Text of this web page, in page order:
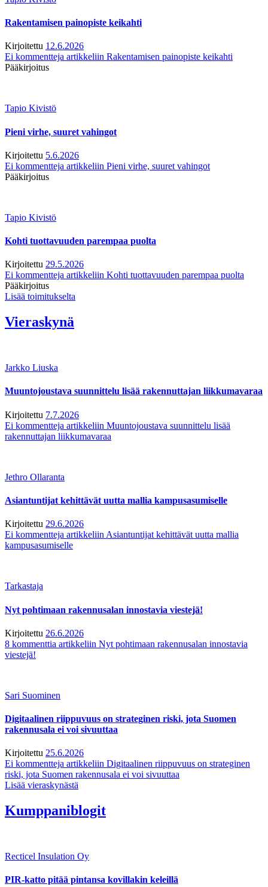
Rakentamisen painopiste keikahti
Kirjoitettu 12.6.2026
Ei kommentteja artikkeliin Rakentamisen painopiste keikahti
Pääkirjoitus
Tapio Kivistö
Pieni virhe, suuret vahingot
Kirjoitettu 5.6.2026
Ei kommentteja artikkeliin Pieni virhe, suuret vahingot
Pääkirjoitus
Tapio Kivistö
Kohti tuottavuuden parempaa puolta
Kirjoitettu 29.5.2026
Ei kommentteja artikkeliin Kohti tuottavuuden parempaa puolta
Pääkirjoitus
Lisää toimitukselta
Vieraskynä
Jarkko Liuska
Muuntojoustava suunnittelu lisää rakennuttajan liikkumavaraa
Kirjoitettu 7.7.2026
Ei kommentteja artikkeliin Muuntojoustava suunnittelu lisää
rakennuttajan liikkumavaraa
Jethro Ollaranta
Asiantuntijat kehittävät uutta mallia kampusasumiselle
Kirjoitettu 29.6.2026
Ei kommentteja artikkeliin Asiantuntijat kehittävät uutta mallia
kampusasumiselle
Tarkastaja
Nyt pohtimaan rakennusalan innostavia viestejä!
Kirjoitettu 26.6.2026
8 kommenttia artikkeliin Nyt pohtimaan rakennusalan innostavia
viestejä!
Sari Suominen
Digitaalinen riippuvuus on strateginen riski, jota Suomen
rakennusala ei voi sivuuttaa
Kirjoitettu 25.6.2026
Ei kommentteja artikkeliin Digitaalinen riippuvuus on strateginen
riski, jota Suomen rakennusala ei voi sivuuttaa
Lisää vieraskynästä
Kumppaniblogit
Recticel Insulation Oy
PIR-katto pitää pintansa kovillakin keleillä